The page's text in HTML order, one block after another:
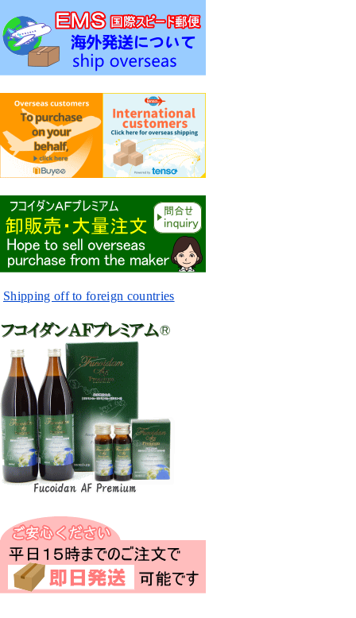
Shipping off to foreign countries